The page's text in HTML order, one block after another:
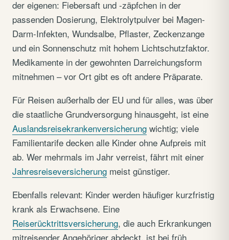
der eigenen: Fiebersaft und -zäpfchen in der
passenden Dosierung, Elektrolytpulver bei Magen-
Darm-Infekten, Wundsalbe, Pflaster, Zeckenzange
und ein Sonnenschutz mit hohem Lichtschutzfaktor.
Medikamente in der gewohnten Darreichungsform
mitnehmen – vor Ort gibt es oft andere Präparate.
Für Reisen außerhalb der EU und für alles, was über
die staatliche Grundversorgung hinausgeht, ist eine
Auslandsreisekrankenversicherung wichtig; viele
Familientarife decken alle Kinder ohne Aufpreis mit
ab. Wer mehrmals im Jahr verreist, fährt mit einer
Jahresreiseversicherung meist günstiger.
Ebenfalls relevant: Kinder werden häufiger kurzfristig
krank als Erwachsene. Eine
Reiserücktrittsversicherung, die auch Erkrankungen
mitreisender Angehöriger abdeckt, ist bei früh